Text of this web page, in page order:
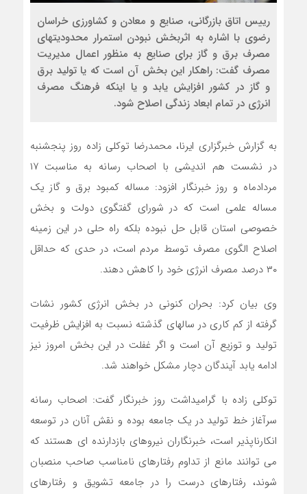
رییس اتاق بازرگانی، صنایع و معادن و کشاورزی خراسان
رضوی با اشاره به اثربخش نبودن استمرار محدودیتهای
مصرف برق و گاز برای صنایع به منظور اعمال مدیریت
مصرف گفت: راهکار این بخش آن است که یا تولید برق
و گاز در کشور افزایش یابد و یا اینکه فرهنگ مصرف
انرژی در تمام ابعاد زندگی اصلاح شود.
به گزارش خبرگزاری ایرنا، محمدرضا توکلی زاده روز پنجشنبه
در نشست هم اندیشی با اصحاب رسانه به مناسبت ۱۷
مردادماه و روز خبرنگار افزود: مساله کمبود برق و گاز یک
مساله علمی است که در شورای گفتگوی دولت و بخش
خصوصی استان قابل حل نبوده بلکه راه حلی در این زمینه
اصلاح الگوی مصرف توسط مردم است، در حدی که حداقل
۳۰ درصد مصرف انرژی خود را کاهش دهند.
وی بیان کرد: بحران کنونی در بخش انرژی کشور نشات
گرفته از کم کاری در سالهای گذشته نسبت به افزایش ظرفیت
تولید و توزیع آن است و اگر غفلت در این بخش امروز نیز
ادامه یابد آیندگان دچار مشکل خواهند شد.
توکلی زاده با گرامیداشت روز خبرنگار گفت: اصحاب رسانه
سرآغاز خط تولید در یک جامعه بوده و نقش آنان در توسعه
انکارناپذیر است، خبرنگاران نیروهای بازدارنده ای هستند که
می توانند مانع از تداوم رفتارهای نامناسب صاحب منصبان
شوند، رفتارهای درست را در جامعه تشویق و رفتارهای